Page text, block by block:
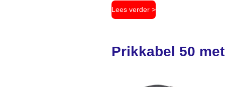
Lees verder >
Prikkabel 50